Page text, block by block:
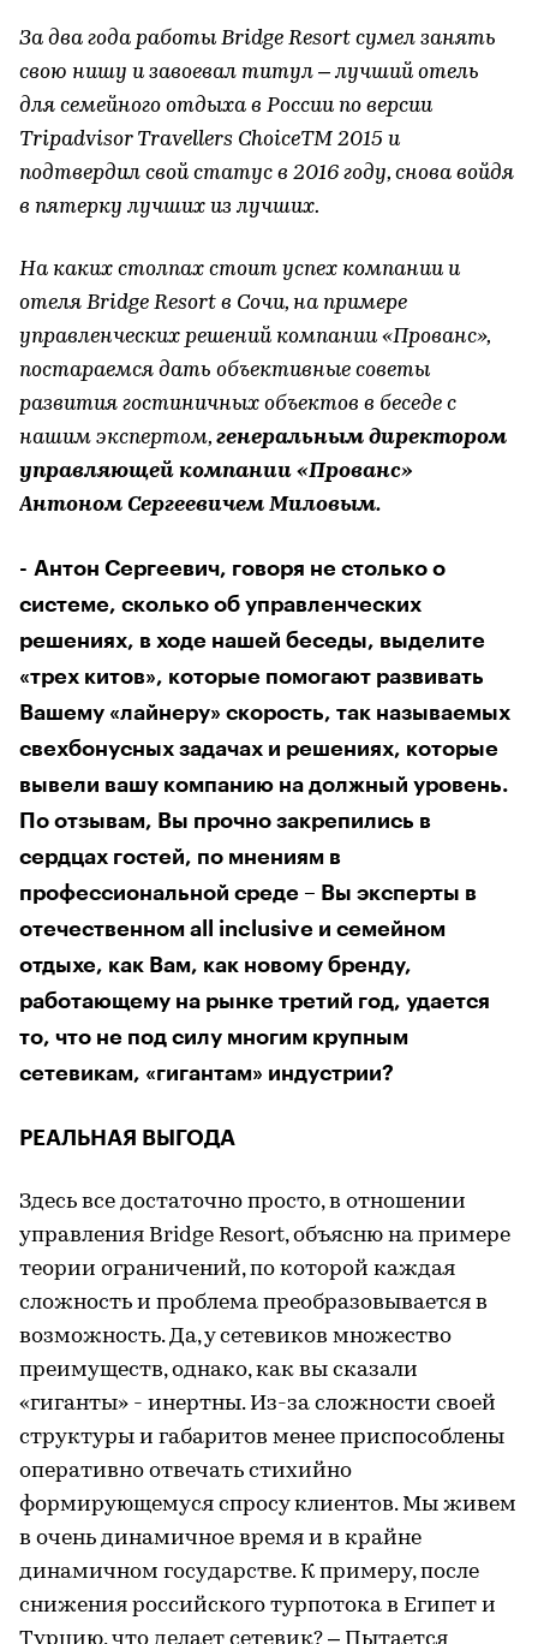
За два года работы Bridge Resort сумел занять
свою нишу и завоевал титул – лучший отель
для семейного отдыха в России по версии
Tripadvisor Travellers ChoiceTM 2015 и
подтвердил свой статус в 2016 году, снова войдя
в пятерку лучших из лучших.
На каких столпах стоит успех компании и
отеля Bridge Resort в Сочи, на примере
управленческих решений компании «Прованс»,
постараемся дать объективные советы
развития гостиничных объектов в беседе с
нашим экспертом, генеральным директором
управляющей компании «Прованс»
Антоном Сергеевичем Миловым.
- Антон Сергеевич, говоря не столько о
системе, сколько об управленческих
решениях, в ходе нашей беседы, выделите
«трех китов», которые помогают развивать
Вашему «лайнеру» скорость, так называемых
свехбонусных задачах и решениях, которые
вывели вашу компанию на должный уровень.
По отзывам, Вы прочно закрепились в
сердцах гостей, по мнениям в
профессиональной среде – Вы эксперты в
отечественном all inclusive и семейном
отдыхе, как Вам, как новому бренду,
работающему на рынке третий год, удается
то, что не под силу многим крупным
сетевикам, «гигантам» индустрии?
РЕАЛЬНАЯ ВЫГОДА
Здесь все достаточно просто, в отношении
управления Bridge Resort, объясню на примере
теории ограничений, по которой каждая
сложность и проблема преобразовывается в
возможность. Да, у сетевиков множество
преимуществ, однако, как вы сказали
«гиганты» - инертны. Из-за сложности своей
структуры и габаритов менее приспособлены
оперативно отвечать стихийно
формирующемуся спросу клиентов. Мы живем
в очень динамичное время и в крайне
динамичном государстве. К примеру, после
снижения российского турпотока в Египет и